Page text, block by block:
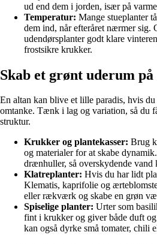
ud end dem i jorden, især på
Temperatur: Mange stueplanter
dem ind, når efteråret nærmer sig.
udendørsplanter godt klare
frostsikre krukker.
Skab et grønt uderum på
En altan kan blive et lille paradis, hvis
omtanke. Tænk i lag og variation, så du
struktur.
Krukker og plantekasser: Brug
og materialer for at skabe
drænhuller, så overskydende vand
Klatreplanter: Hvis du har lidt
Klematis, kaprifolie og
eller rækværk og skabe en grøn
Spiselige planter: Urter som
fint i krukker og giver både duft
kan også dyrke små tomater, chili